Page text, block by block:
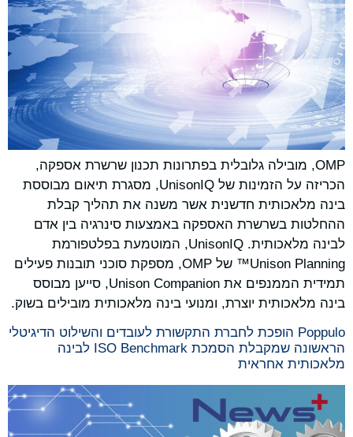
OMP, מובילה גלובלית בפתרונות תכנון שרשרת אספקה,
הכריזה על הזמינות של UnisonIQ, מסגרת תיאום מבוססת
בינה מלאכותית חדשנית אשר משנה את תהליך קבלת
ההחלטות בשרשרת האספקה ​​באמצעות סינרגיה בין אדם
לבינה מלאכותית. UnisonIQ, המוטמעת בפלטפורמת
Unison Planning™ של OMP, מספקת סוכני תובנות פעילים
תמידית הממנפים את Unison Companion, סייען מבוסס
בינה מלאכותית יוצרת, ומנועי בינה מלאכותית מובילים בשוק.
Poppulo הופכת לחברת התקשורת לעובדים והשילוט הדיגיטלי
הראשונה שמקבלת הסמכת ISO Benchmark לבינה
מלאכותית אחראית